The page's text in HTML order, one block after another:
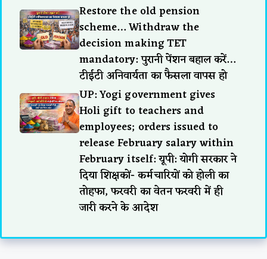
Restore the old pension
scheme… Withdraw the
decision making TET
mandatory: पुरानी पेंशन बहाल करें…
टीईटी अनिवार्यता का फैसला वापस हो
UP: Yogi government gives
Holi gift to teachers and
employees; orders issued to
release February salary within
February itself: यूपी: योगी सरकार ने
दिया शिक्षकों- कर्मचारियों को होली का
तोहफा, फरवरी का वेतन फरवरी में ही
जारी करने के आदेश